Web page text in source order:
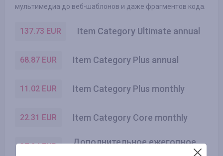
мультимедиа до веб-шаблонов и даже фрагментов кода.
137.73 EUR Item Category Ultimate annual
68.87 EUR Item Category Plus annual
11.02 EUR Item Category Plus monthly
22.31 EUR Item Category Core monthly
37.24EUR
Дополнительное ежегодное